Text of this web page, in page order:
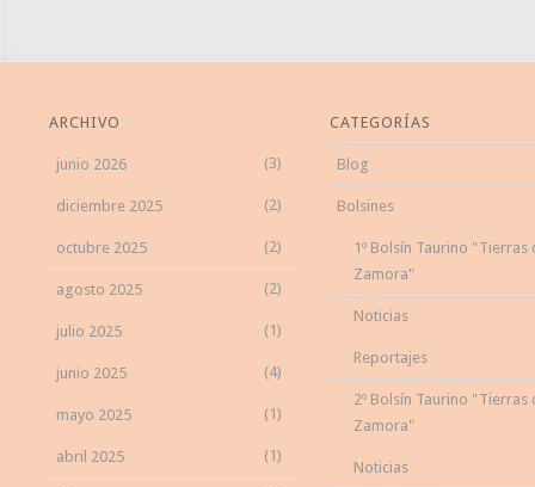
ARCHIVO
junio 2026 (3)
diciembre 2025 (2)
octubre 2025 (2)
agosto 2025 (2)
julio 2025 (1)
junio 2025 (4)
mayo 2025 (1)
abril 2025 (1)
CATEGORÍAS
Blog
Bolsines
1º Bolsín Taurino "Tierras
Zamora"
Noticias
Reportajes
2º Bolsín Taurino "Tierras
Zamora"
Noticias